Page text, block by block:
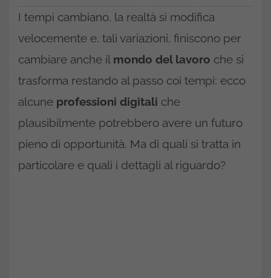
I tempi cambiano, la realtà si modifica
velocemente e, tali variazioni, finiscono per
cambiare anche il mondo del lavoro che si
trasforma restando al passo coi tempi: ecco
alcune professioni digitali che
plausibilmente potrebbero avere un futuro
pieno di opportunità. Ma di quali si tratta in
particolare e quali i dettagli al riguardo?